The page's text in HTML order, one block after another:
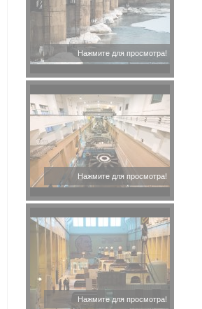
Нажмите для просмотра!
Нажмите для просмотра!
Нажмите для просмотра!